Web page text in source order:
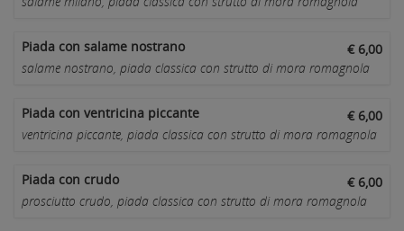
Piada con salame nostrano
€ 6,00
salame nostrano, piada classica con strutto di mora romagnola
Piada con ventricina piccante
€ 6,00
ventricina piccante, piada classica con strutto di mora romagnola
Piada con crudo
€ 6,00
prosciutto crudo, piada classica con strutto di mora romagnola